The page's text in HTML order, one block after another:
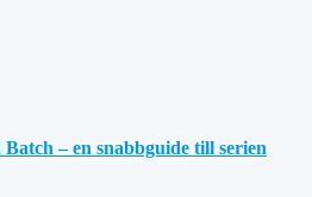
– en snabbguide till serien